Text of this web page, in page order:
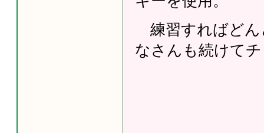
練習すればどん
なさんも続けて